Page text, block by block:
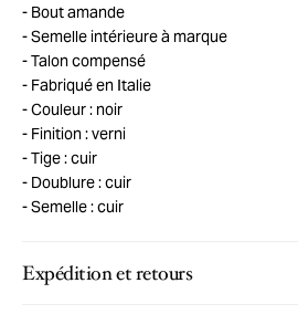
Bout amande
Semelle intérieure à marque
Talon compensé
Fabriqué en Italie
Couleur : noir
Finition : verni
Tige : cuir
Doublure : cuir
Semelle : cuir
Expédition et retours